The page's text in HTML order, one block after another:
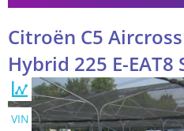
Citroën C5 Aircross
Hybrid 225 E-EAT8
VIN